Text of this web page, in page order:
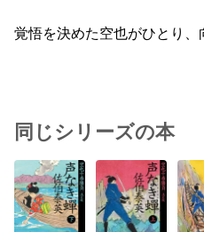
覚悟を決めた空也がひとり、
同じシリーズの本